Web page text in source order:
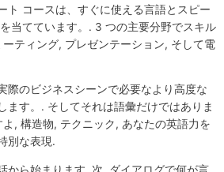
ト コースは、すぐに使える言語とスピー
当てています。. 3 つの主要分野でスキル
ティング, プレゼンテーション, そして電
際のビジネスシーンで必要なより高度な
ます。. そしてそれは語彙だけではありま
, 構造物, テクニック, あなたの英語力を
別な表現.